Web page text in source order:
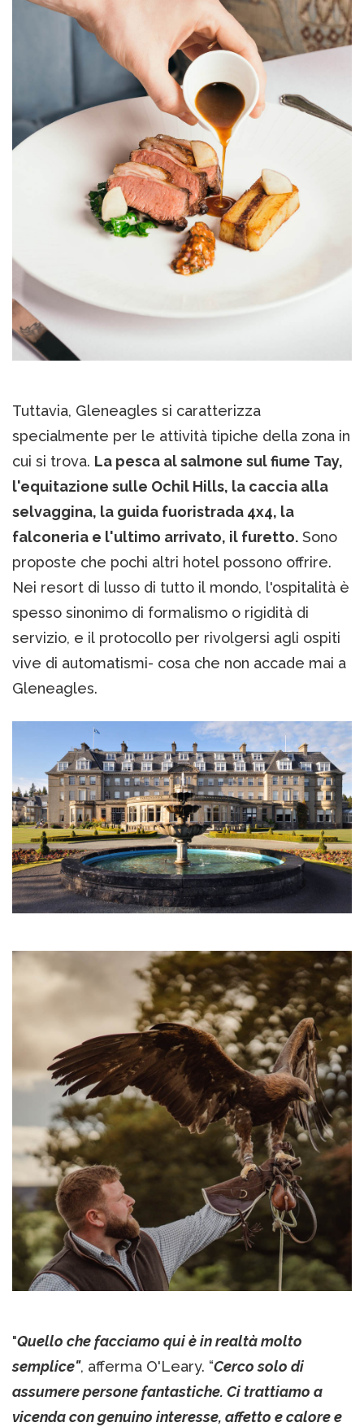
Tuttavia, Gleneagles si caratterizza
specialmente per le attività tipiche della zona in
cui si trova. La pesca al salmone sul fiume Tay,
l'equitazione sulle Ochil Hills, la caccia alla
selvaggina, la guida fuoristrada 4x4, la
falconeria e l'ultimo arrivato, il furetto. Sono
proposte che pochi altri hotel possono offrire.
Nei resort di lusso di tutto il mondo, l'ospitalità è
spesso sinonimo di formalismo o rigidità di
servizio, e il protocollo per rivolgersi agli ospiti
vive di automatismi- cosa che non accade mai a
Gleneagles.
"Quello che facciamo qui è in realtà molto
semplice", afferma O'Leary. “Cerco solo di
assumere persone fantastiche. Ci trattiamo a
vicenda con genuino interesse, affetto e calore e